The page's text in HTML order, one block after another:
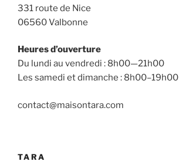
331 route de Nice
06560 Valbonne
Heures d’ouverture
Du lundi au vendredi : 8h00—21h00
Les samedi et dimanche : 8h00–19h00
contact@maisontara.com
TARA